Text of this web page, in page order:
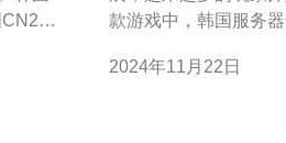
可以
款游戏中，韩国服务
根据最新消息，CF目
2024年11月22日